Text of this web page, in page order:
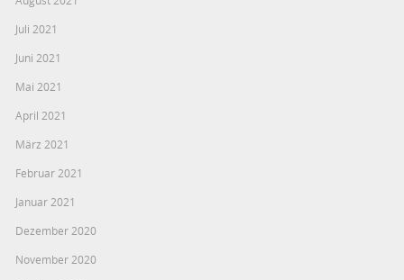
Juli 2021
Juni 2021
Mai 2021
April 2021
März 2021
Februar 2021
Januar 2021
Dezember 2020
November 2020